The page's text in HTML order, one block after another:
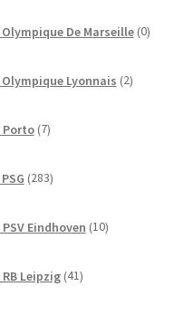
De Marseille 0
Lyonnais 2izdelka
Porto 7izdelkov
283izdelkov
Eindhoven 10izdelkov
Leipzig 41izdelkov